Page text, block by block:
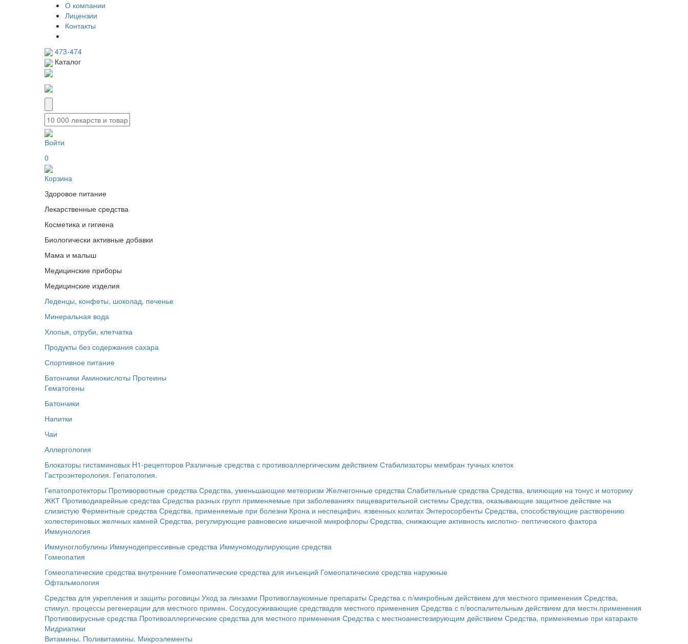
О компании
Лицензии
Контакты
473-474
Каталог
Войти
0
Корзина
Здоровое питание
Лекарственные средства
Косметика и гигиена
Биологически активные добавки
Мама и малыш
Медицинские приборы
Медицинские изделия
Леденцы, конфеты, шоколад, печенье
Минеральная вода
Хлопья, отруби, клетчатка
Продукты без содержания сахара
Спортивное питание
Батончики Аминокислоты Протеины
Гематогены
Батончики
Напитки
Чаи
Аллергология
Блокаторы гистаминовых H1-рецепторов Различные средства с противоаллергическим действием Стабилизаторы мембран тучных клеток
Гастроэнтерология. Гепатология.
Гепатопротекторы Противорвотные средства Средства, уменьшающие метеоризм Желчегонные средства Слабительные средства Средства, влияющие на тонус и моторику
ЖКТ Противодиарейные средства Средства разных групп применяемые при заболеваниях пищеварительной системы Средства, оказывающие защитное действие на
слизистую Ферментные средства Средства, применяемые при болезни Крона и неспецифич. язвенных колитах Энтеросорбенты Средства, способствующие растворению
холестериновых желчных камней Средства, регулирующие равновесие кишечной микрофлоры Средства, снижающие активность кислотно- пептического фактора
Иммунология
Иммуноглобулины Иммунодепрессивные средства Иммуномодулирующие средства
Гомеопатия
Гомеопатические средства внутренние Гомеопатические средства для инъекций Гомеопатические средства наружные
Офтальмология
Средства для укрепления и защиты роговицы Уход за линзами Противоглаукомные препараты Средства с п/микробным действием для местного применения Средства,
стимул. процессы регенерации для местного примен. Сосудосуживающие средствадля местного применения Средства с п/воспалительным действием для местн.применения
Противовирусные средства Противоаллергические средства для местного применения Средства с местноанестезирующим действием Средства, применяемые при катаракте
Мидриатики
Витамины. Поливитамины. Микроэлементы